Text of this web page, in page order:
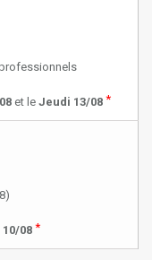
et le Jeudi 13/08 *
08 *